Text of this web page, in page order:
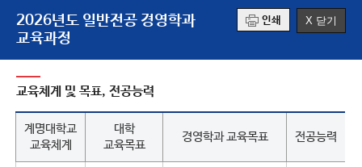
2026년도 일반전공 경영학과
교육과정
인쇄 X 닫기
교육체계 및 목표, 전공능력
계명대학교
교육체계
대학
교육목표
경영학과 교육목표 전공능력